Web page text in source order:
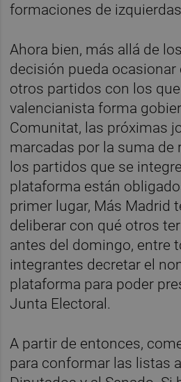
formaciones de
Ahora bien, más allá de
decisión pueda ocasionar
otros partidos con los
valencianista forma
Comunitat, las próximas
marcadas por la suma de
los partidos que se
plataforma están
primer lugar, Más Madrid
deliberar con qué otros
antes del domingo, entre
integrantes decretar el
plataforma para poder
Junta Electoral.
A partir de entonces,
para conformar las listas